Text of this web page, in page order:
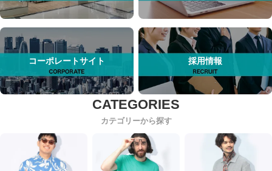
コーポレートサイト 採用情報
カテゴリーから探す